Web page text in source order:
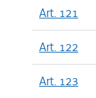
Art. 121
Art. 122
Art. 123